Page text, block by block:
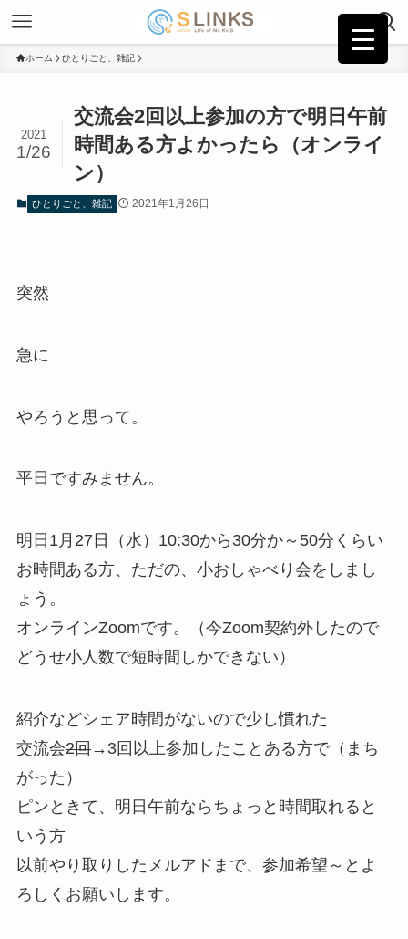
ホーム ひとりごと、雑記
交流会2回以上参加の方で明日午前
時間ある方よかったら（オンライ
ン）
2021
1/26
ひとりごと、雑記 2021年1月26日
突然
急に
やろうと思って。
平日ですみません。
明日1月27日（水）10:30から30分か～50分くらい
お時間ある方、ただの、小おしゃべり会をしまし
ょう。
オンラインZoomです。（今Zoom契約外したので
どうせ小人数で短時間しかできない）
紹介などシェア時間がないので少し慣れた
交流会2回→3回以上参加したことある方で（まち
がった）
ピンときて、明日午前ならちょっと時間取れると
いう方
以前やり取りしたメルアドまで、参加希望～とよ
ろしくお願いします。